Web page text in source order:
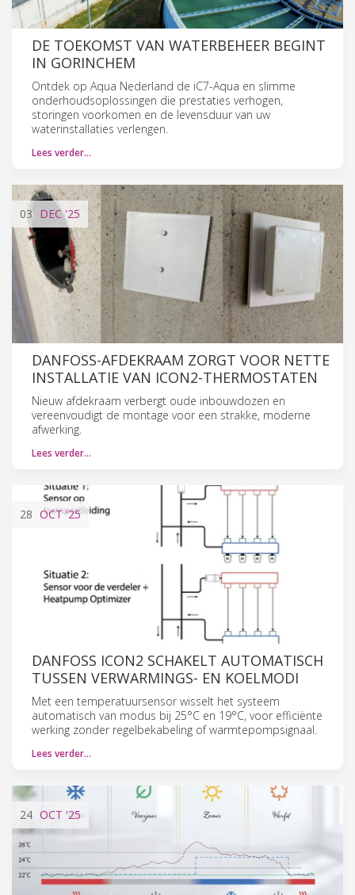
DE TOEKOMST VAN WATERBEHEER BEGINT
IN GORINCHEM
Ontdek op Aqua Nederland de iC7-Aqua en slimme
onderhoudsoplossingen die prestaties verhogen,
storingen voorkomen en de levensduur van uw
waterinstallaties verlengen.
Lees verder…
03 DEC'25
DANFOSS-AFDEKRAAM ZORGT VOOR NETTE
INSTALLATIE VAN ICON2-THERMOSTATEN
Nieuw afdekraam verbergt oude inbouwdozen en
vereenvoudigt de montage voor een strakke, moderne
afwerking.
Lees verder…
28 OCT'25
DANFOSS ICON2 SCHAKELT AUTOMATISCH
TUSSEN VERWARMINGS- EN KOELMODI
Met een temperatuursensor wisselt het systeem
automatisch van modus bij 25°C en 19°C, voor efficiënte
werking zonder regelbekabeling of warmtepompsignaal.
Lees verder…
24 OCT '25